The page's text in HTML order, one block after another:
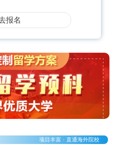
报名
项目丰富 · 直通海外院校